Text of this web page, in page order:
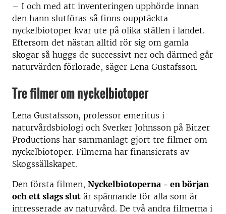
– I och med att inventeringen upphörde innan
den hann slutföras så finns oupptäckta
nyckelbiotoper kvar ute på olika ställen i landet.
Eftersom det nästan alltid rör sig om gamla
skogar så huggs de successivt ner och därmed går
naturvärden förlorade, säger Lena Gustafsson.
Tre filmer om nyckelbiotoper
Lena Gustafsson, professor emeritus i
naturvårdsbiologi och Sverker Johnsson på Bitzer
Productions har sammanlagt gjort tre filmer om
nyckelbiotoper. Filmerna har finansierats av
Skogssällskapet.
Den första filmen, Nyckelbiotoperna - en början
och ett slags slut är spännande för alla som är
intresserade av naturvård. De två andra filmerna i